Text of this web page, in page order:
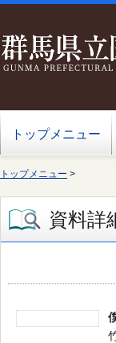
トップメニュー
トップメニュー >
資料詳